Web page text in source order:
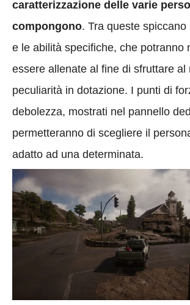
caratterizzazione delle varie
compongono. Tra queste spiccano
e le abilità specifiche, che potranno
essere allenate al fine di sfruttare al
peculiarità in dotazione. I punti di
debolezza, mostrati nel pannello
permetteranno di scegliere il
adatto ad una determinata.